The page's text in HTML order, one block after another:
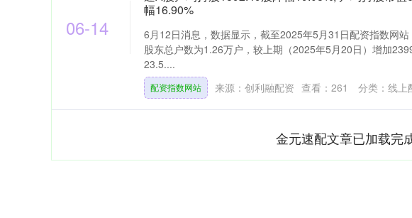
06-14
幅16.90%
6月12日消息，数据显示，截至2025年5月31日配资指数网站
股东总户数为1.26万户，较上期（2025年5月20日）增加
23.5....
配资指数网站 来源：创利融配资 查看： 261 分类： 线上
金元速配文章已加载完